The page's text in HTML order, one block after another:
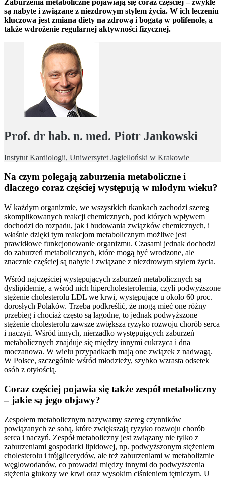
są nabyte i związane z niezdrowym stylem życia. W ich leczeniu
kluczowa jest zmiana diety na zdrową i bogatą w polifenole, a
także wdrożenie regularnej aktywności fizycznej.
Prof. dr hab. n. med. Piotr Jankowski
Instytut Kardiologii, Uniwersytet Jagielloński w Krakowie
Na czym polegają zaburzenia metaboliczne i
dlaczego coraz częściej występują w młodym wieku?
W każdym organizmie, we wszystkich tkankach zachodzi szereg
skomplikowanych reakcji chemicznych, pod których wpływem
dochodzi do rozpadu, jak i budowania związków chemicznych, i
właśnie dzięki tym reakcjom metabolicznym możliwe jest
prawidłowe funkcjonowanie organizmu. Czasami jednak dochodzi
do zaburzeń metabolicznych, które mogą być wrodzone, ale
znacznie częściej są nabyte i związane z niezdrowym stylem życia.
Wśród najczęściej występujących zaburzeń metabolicznych są
dyslipidemie, a wśród nich hipercholesterolemia, czyli podwyższone
stężenie cholesterolu LDL we krwi, występujące u około 60 proc.
dorosłych Polaków. Trzeba podkreślić, że mogą mieć one różny
przebieg i chociaż często są łagodne, to jednak podwyższone
stężenie cholesterolu zawsze zwiększa ryzyko rozwoju chorób serca
i naczyń. Wśród innych, nierzadko występujących zaburzeń
metabolicznych znajduje się między innymi cukrzyca i dna
moczanowa. W wielu przypadkach mają one związek z nadwagą.
W Polsce, szczególnie wśród młodzieży, szybko wzrasta odsetek
osób z otyłością.
Coraz częściej pojawia się także zespół metaboliczny
– jakie są jego objawy?
Zespołem metabolicznym nazywamy szereg czynników
powiązanych ze sobą, które zwiększają ryzyko rozwoju chorób
serca i naczyń. Zespół metaboliczny jest związany nie tylko z
zaburzeniami gospodarki lipidowej, np. podwyższonym stężeniem
cholesterolu i trójglicerydów, ale też zaburzeniami w metabolizmie
węglowodanów, co prowadzi między innymi do podwyższenia
stężenia glukozy we krwi oraz wysokim ciśnieniem tętniczym. U